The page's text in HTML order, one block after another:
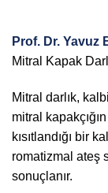
Prof. Dr. Yavuz
Mitral Kapak
Mitral darlık,
mitral
kısıtlandığı bir
romatizmal ateş
sonuçlanır.